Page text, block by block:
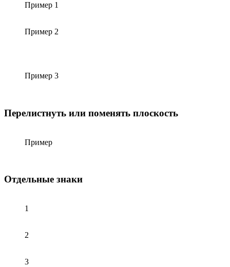
Пример 1
Пример 2
Пример 3
Перелистнуть или поменять плоскость
Пример
Отдельные знаки
1
2
3